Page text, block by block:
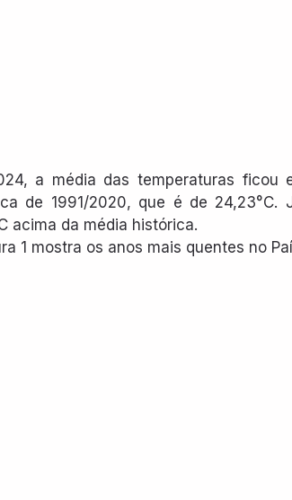
a média das temperaturas ficou
de 1991/2020, que é de
acima da média histórica.
1 mostra os anos mais quentes no